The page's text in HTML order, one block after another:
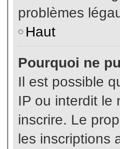
problèmes
Haut
Pourquoi ne
Il est possible
IP ou interdit le
inscrire. Le
les inscriptions